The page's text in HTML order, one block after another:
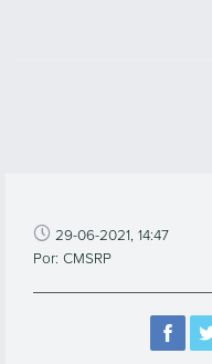
29-06-2021, 14:47
Por: CMSRP